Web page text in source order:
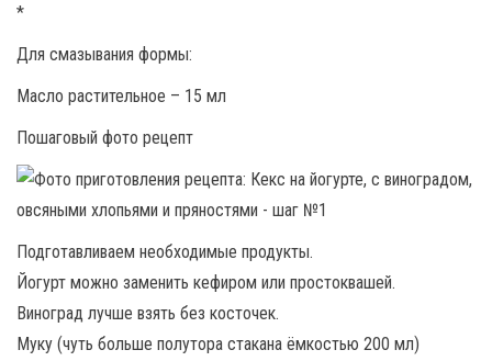
*
Для смазывания формы:
Масло растительное – 15 мл
Пошаговый фото рецепт
Подготавливаем необходимые продукты.
Йогурт можно заменить кефиром или простоквашей.
Виноград лучше взять без косточек.
Муку (чуть больше полутора стакана ёмкостью 200 мл)